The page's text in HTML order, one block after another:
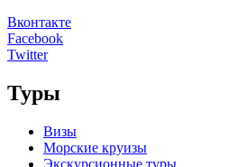
Вконтакте
Facebook
Twitter
Туры
Визы
Морские круизы
Экскурсионные туры